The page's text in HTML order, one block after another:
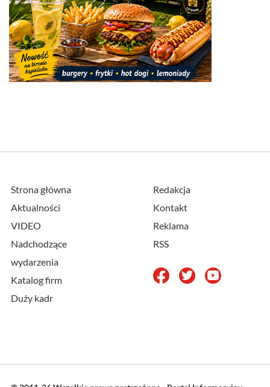
Strona główna
Aktualności
VIDEO
Nadchodzące
wydarzenia
Katalog firm
Duży kadr
Redakcja
Kontakt
Reklama
RSS